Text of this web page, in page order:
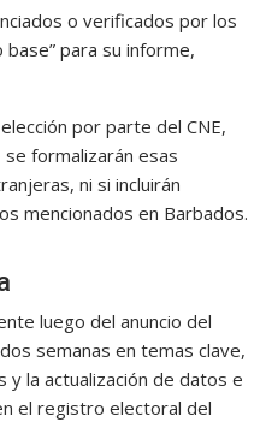
o verificados por los
para su informe,
por parte del CNE,
se formalizarán esas
ni si incluirán
mencionados en Barbados.
luego del anuncio del
semanas en temas clave,
y la actualización de datos e
el registro electoral del